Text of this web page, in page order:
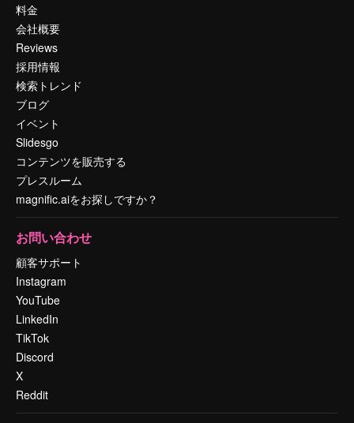
料金
会社概要
Reviews
採用情報
検索トレンド
ブログ
イベント
Slidesgo
コンテンツを販売する
プレスルーム
magnific.aiをお探しですか？
お問い合わせ
顧客サポート
Instagram
YouTube
LinkedIn
TikTok
Discord
X
Reddit